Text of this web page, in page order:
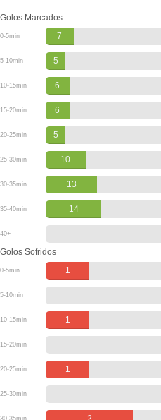
Golos Marcados
0-5min 7
5-10min 5
10-15min 6
15-20min 6
20-25min 5
25-30min 10
30-35min 13
35-40min 14
40+
Golos Sofridos
0-5min 1
5-10min
10-15min 1
15-20min
20-25min 1
25-30min
30-35min